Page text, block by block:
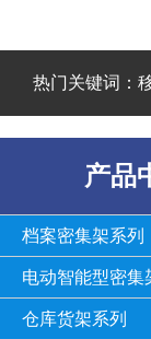
热门关键词：
产品
档案密集架系列
电动智能型密集
仓库货架系列